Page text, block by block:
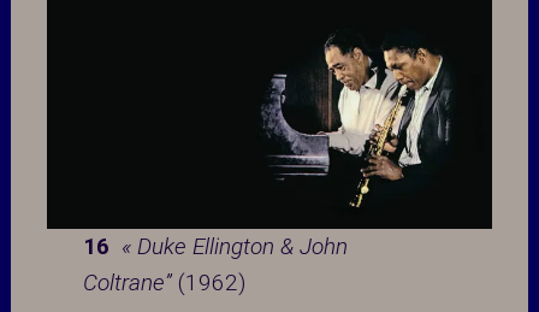
16 « Duke Ellington & John
Coltrane” (1962)